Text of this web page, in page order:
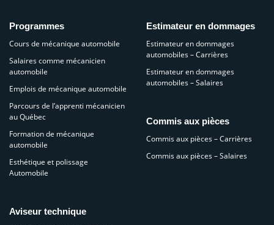
Programmes
Cours de mécanique automobile
Salaires comme mécanicien
automobile
Emplois de mécanique automobile
Parcours de l’apprenti mécanicien
au Québec
Formation de mécanique
automobile
Esthétique et polissage
Automobile
Aviseur technique
Estimateur en dommages
Estimateur en dommages
automobiles – Carrières
Estimateur en dommages
automobiles – Salaires
Commis aux pièces
Commis aux pièces – Carrières
Commis aux pièces – Salaires